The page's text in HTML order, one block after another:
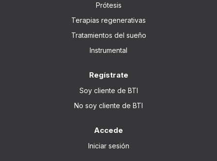
Prótesis
Terapias regenerativas
Tratamientos del sueño
Instrumental
Regístrate
Soy cliente de BTI
No soy cliente de BTI
Accede
Iniciar sesión